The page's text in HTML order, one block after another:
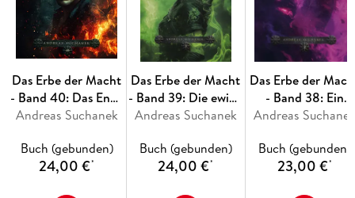
Das Erbe der Macht
- Band 40: Das Ende
des Weges
Andreas Suchanek
Buch (gebunden)
24,00 €*
Das Erbe der Macht
- Band 39: Die ewige
Flamme
Andreas Suchanek
Buch (gebunden)
24,00 €*
Das Erbe der
- Band 38: Ein
Hauch von
Andreas Suchanek
Buch (gebunden)
23,00 €*